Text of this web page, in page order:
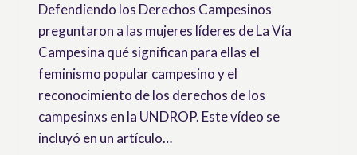
Defendiendo los Derechos Campesinos
preguntaron a las mujeres líderes de La Vía
Campesina qué significan para ellas el
feminismo popular campesino y el
reconocimiento de los derechos de los
campesinxs en la UNDROP. Este vídeo se
incluyó en un artículo…